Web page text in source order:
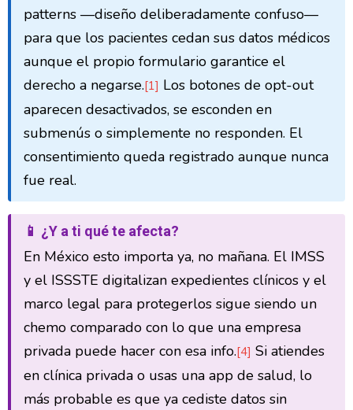
patterns —diseño deliberadamente confuso—
para que los pacientes cedan sus datos médicos
aunque el propio formulario garantice el
derecho a negarse.[1] Los botones de opt-out
aparecen desactivados, se esconden en
submenús o simplemente no responden. El
consentimiento queda registrado aunque nunca
fue real.
📱 ¿Y a ti qué te afecta?
En México esto importa ya, no mañana. El IMSS
y el ISSSTE digitalizan expedientes clínicos y el
marco legal para protegerlos sigue siendo un
chemo comparado con lo que una empresa
privada puede hacer con esa info.[4] Si atiendes
en clínica privada o usas una app de salud, lo
más probable es que ya cediste datos sin